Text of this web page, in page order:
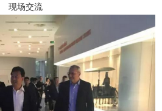
现场交流